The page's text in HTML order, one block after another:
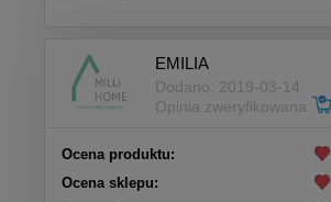
EMILIA
Dodano: 2019-03-14
Opinia zweryfikowana
Ocena produktu:
Ocena sklepu: